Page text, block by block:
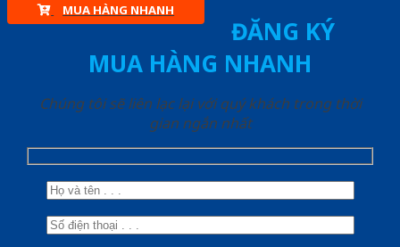
MUA HÀNG NHANH
ĐĂNG KÝ
MUA HÀNG NHANH
Chúng tôi sẽ liên lạc lại với quý khách trong thời
gian ngắn nhất